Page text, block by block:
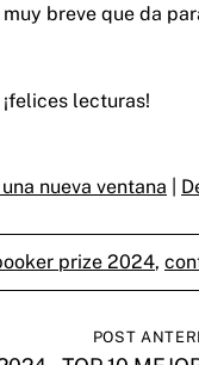
breve que da
lecturas!
nueva ventana
prize 2024,
POST